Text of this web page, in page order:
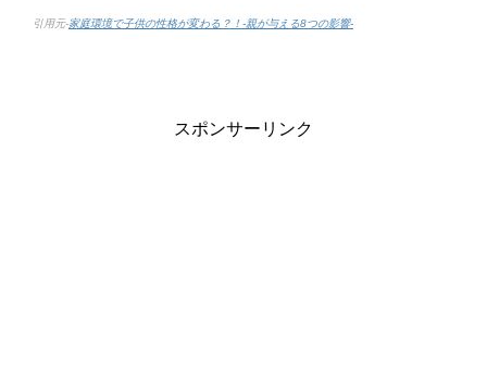
引用元-家庭環境で子供の性格が変わる？！-親が与える8つの影響-
スポンサーリンク